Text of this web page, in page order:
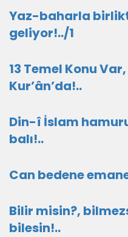
Yaz-baharla
geliyor!../1
13 Temel Konu
Kur’ân’da!..
Din-î İslam
balı!..
Can bedene
Bilir misin?,
bilesin!..